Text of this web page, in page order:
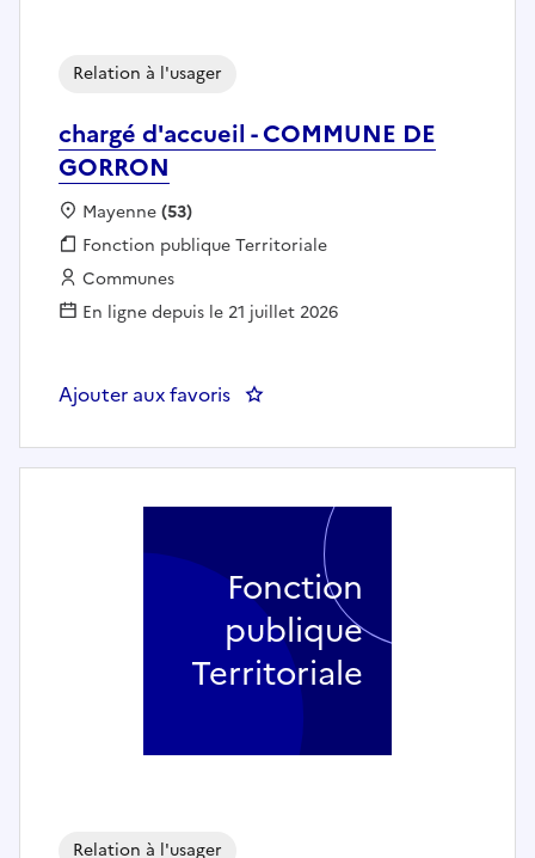
chargé d'accueil - COMMUNE DE
GORRON
Relation à l'usager
Localisation :
Mayenne(53)
Fonction publique :
Fonction publique Territoriale
Employeur :
Communes
En ligne depuis le 21 juillet 2026
Ajouter aux favoris : chargé d'accueil - COMMUNE
Relation à l'usager
Fonction
publique
Territoriale